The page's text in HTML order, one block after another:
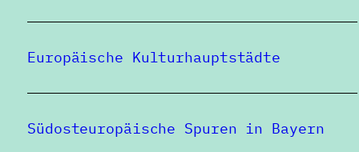
Europäische Kulturhauptstädte
Südosteuropäische Spuren in Bayern